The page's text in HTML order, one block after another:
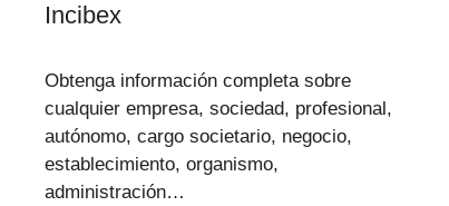
Incibex
Obtenga información completa sobre
cualquier empresa, sociedad, profesional,
autónomo, cargo societario, negocio,
establecimiento, organismo,
administración…